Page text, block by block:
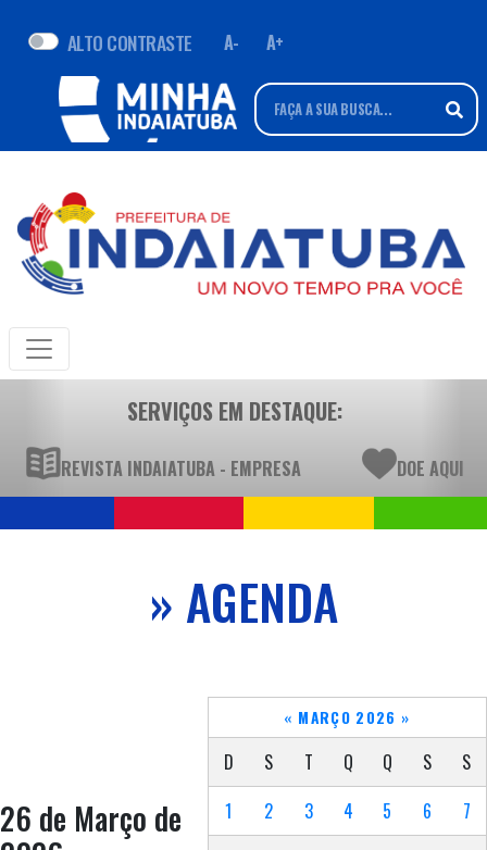
ALTO CONTRASTE A- A+
SERVIÇOS EM DESTAQUE:
REVISTA INDAIATUBA - EMPRESA DOE AQUI
» AGENDA
« MARÇO 2026 »
D S T Q Q S
S
1
2 3 4 5 6
7
26 de Março de